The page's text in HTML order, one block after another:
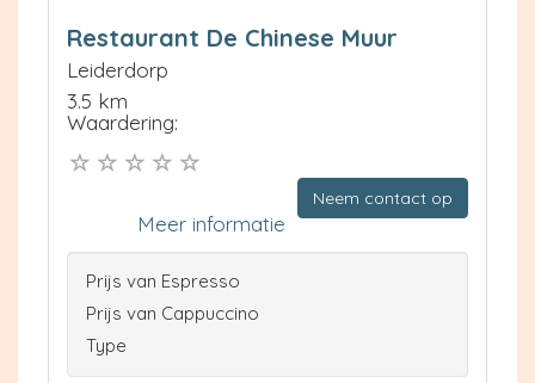
Restaurant De Chinese Muur
Leiderdorp
3.5 km
Waardering:
Neem contact op
Meer informatie
Prijs van Espresso
Prijs van Cappuccino
Type